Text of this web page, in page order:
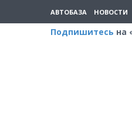
АВТОБАЗА НОВОСТИ
Подпишитесь на